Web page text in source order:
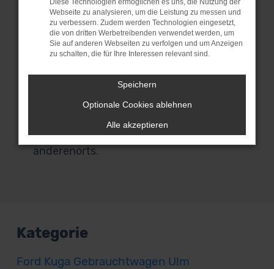
Fahrzeuge für den einheimischen Markt
und ausdrücklich nicht von EU-
Importen. Auch, wenn du in Ulm
zuhause bist und nicht zu uns nach
Garching bei München kommen
möchtest, bist du herzlich willkommen.
Unser Lieferdienst macht es möglich
und stellt dir dein Fahrzeug direkt vor
deine Haustür – ob in Ulm oder
anderenorts.
Kategorie
Ford Kuga Gebrauchtwagen Ulm
Diese Technologien ermöglichen es uns, die Nutzung der
Webseite zu analysieren, um die Leistung zu messen und
zu verbessern. Zudem werden Technologien eingesetzt,
die von dritten Werbetreibenden verwendet werden, um
Sie auf anderen Webseiten zu verfolgen und um Anzeigen
zu schalten, die für Ihre Interessen relevant sind.
Speichern
Optionale Cookies ablehnen
Alle akzeptieren